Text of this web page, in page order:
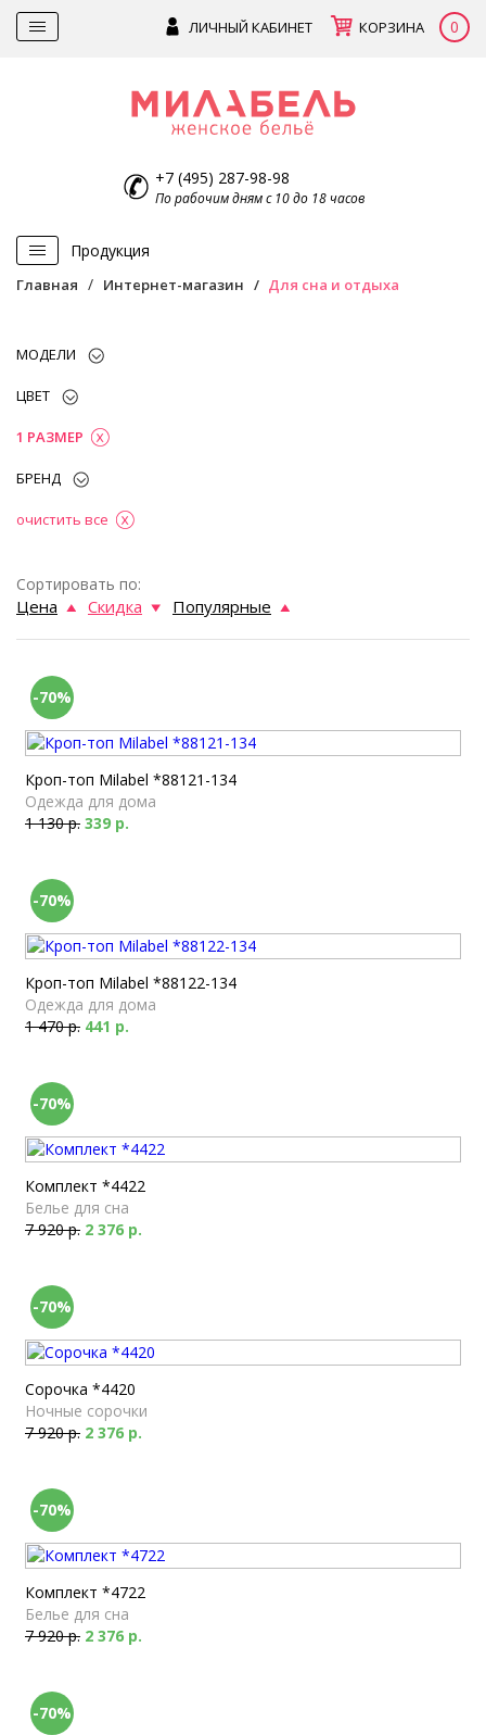
ЛИЧНЫЙ КАБИНЕТ КОРЗИНА 0
+7 (495) 287-98-98
По рабочим дням с 10 до 18 часов
Продукция
Главная Интернет-магазин Для сна и отдыха
МОДЕЛИ
ЦВЕТ
1 РАЗМЕР
БРЕНД
очистить все
Сортировать по:
Цена Скидка Популярные
-70%
Кроп-топ Milabel *88121-134
Одежда для дома
1 130 р. 339 р.
-70%
Кроп-топ Milabel *88122-134
Одежда для дома
1 470 р. 441 р.
-70%
Комплект *4422
Белье для сна
7 920 р. 2 376 р.
-70%
Сорочка *4420
Ночные сорочки
7 920 р. 2 376 р.
-70%
Комплект *4722
Белье для сна
7 920 р. 2 376 р.
-70%